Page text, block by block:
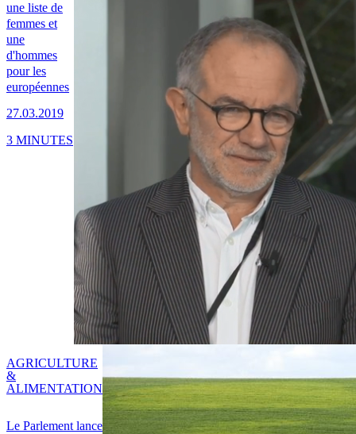
une liste de
femmes et
une
d'hommes
pour les
européennes
27.03.2019
3 MINUTES
Le Parlement lance
AGRICULTURE
&
ALIMENTATION